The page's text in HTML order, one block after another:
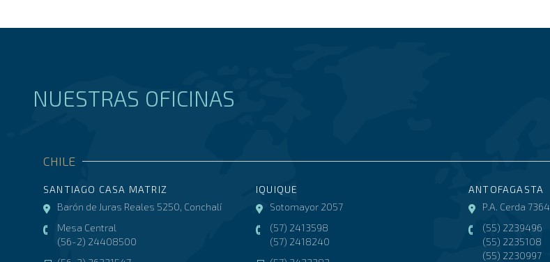
NUESTRAS OFICINAS
CHILE
SANTIAGO CASA MATRIZ
Barón de Juras Reales 5250, Conchalí
Mesa Central
(56-2) 24408500
IQUIQUE
Sotomayor 2057
(57) 2413598
(57) 2418240
ANTOFAGASTA
P.A. Cerda 7364
(55) 2239496
(55) 2235108
(55) 2230997